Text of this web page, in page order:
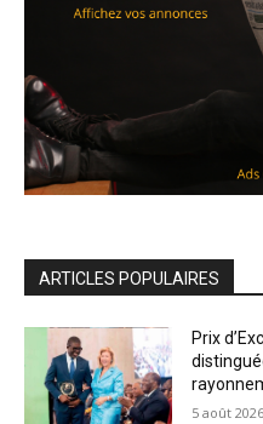
ARTICLES POPULAIRES
Prix
5 août 2026